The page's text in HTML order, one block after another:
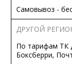
Самовывоз -
ДРУГОЙ
По тарифам ТК
Боксберри,